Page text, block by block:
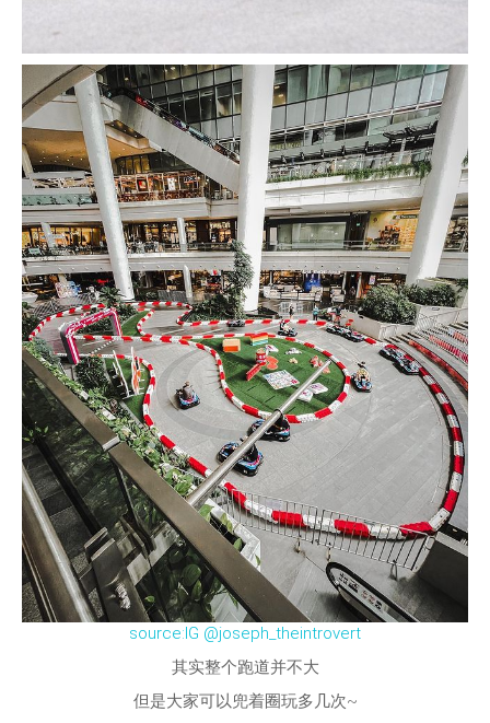
source:IG @joseph_theintrovert
其实整个跑道并不大
但是大家可以兜着圈玩多几次~